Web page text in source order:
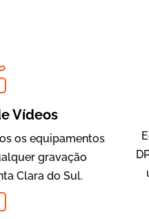
Evolucional
Vídeos para
Vídeos
os equipamentos
gravação
Clara do Sul.